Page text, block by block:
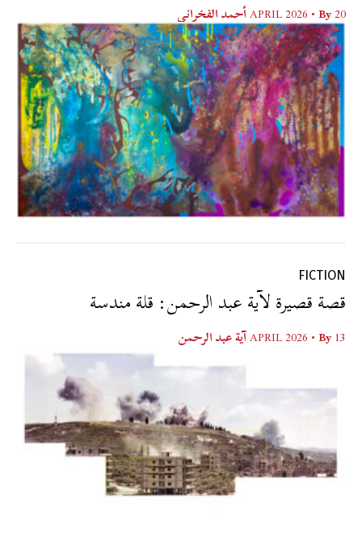
20 APRIL 2026
• By أحمد الفخراني
FICTION
قصة قصيرة لآية عبد الرحمن: قلة مندسة
13 APRIL 2026
• By آية عبد الرحمن